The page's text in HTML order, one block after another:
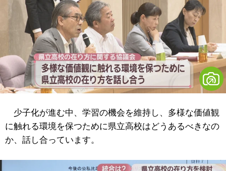
少子化が進む中、学習の機会を維持し、多様な価値観
に触れる環境を保つために県立高校はどうあるべきなの
か、話し合っています。